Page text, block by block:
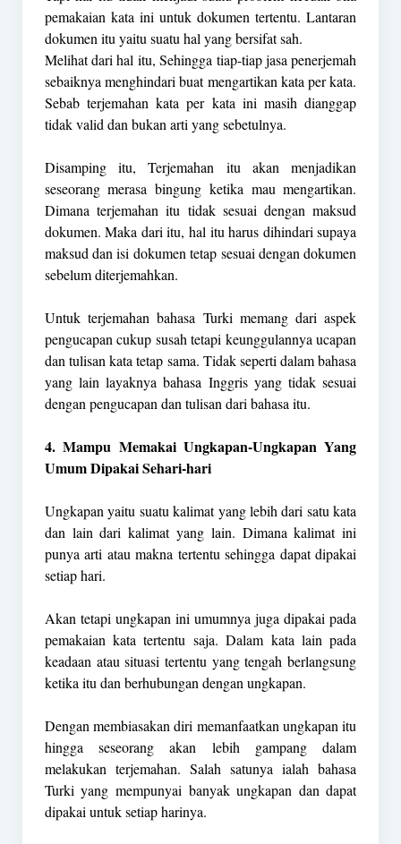
pemakaian kata ini untuk dokumen tertentu. Lantaran
dokumen itu yaitu suatu hal yang bersifat sah.
Melihat dari hal itu, Sehingga tiap-tiap jasa penerjemah
sebaiknya menghindari buat mengartikan kata per kata.
Sebab terjemahan kata per kata ini masih dianggap
tidak valid dan bukan arti yang sebetulnya.
Disamping itu, Terjemahan itu akan menjadikan
seseorang merasa bingung ketika mau mengartikan.
Dimana terjemahan itu tidak sesuai dengan maksud
dokumen. Maka dari itu, hal itu harus dihindari supaya
maksud dan isi dokumen tetap sesuai dengan dokumen
sebelum diterjemahkan.
Untuk terjemahan bahasa Turki memang dari aspek
pengucapan cukup susah tetapi keunggulannya ucapan
dan tulisan kata tetap sama. Tidak seperti dalam bahasa
yang lain layaknya bahasa Inggris yang tidak sesuai
dengan pengucapan dan tulisan dari bahasa itu.
4. Mampu Memakai Ungkapan-Ungkapan Yang
Umum Dipakai Sehari-hari
Ungkapan yaitu suatu kalimat yang lebih dari satu kata
dan lain dari kalimat yang lain. Dimana kalimat ini
punya arti atau makna tertentu sehingga dapat dipakai
setiap hari.
Akan tetapi ungkapan ini umumnya juga dipakai pada
pemakaian kata tertentu saja. Dalam kata lain pada
keadaan atau situasi tertentu yang tengah berlangsung
ketika itu dan berhubungan dengan ungkapan.
Dengan membiasakan diri memanfaatkan ungkapan itu
hingga seseorang akan lebih gampang dalam
melakukan terjemahan. Salah satunya ialah bahasa
Turki yang mempunyai banyak ungkapan dan dapat
dipakai untuk setiap harinya.